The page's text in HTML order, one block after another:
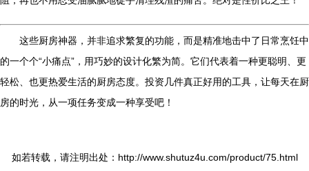
这些厨房神器，并非追求繁复的功能，而是精准地击中了日常烹饪中
的一个个“小痛点”，用巧妙的设计化繁为简。它们代表着一种更聪明、更
轻松、也更热爱生活的厨房态度。投资几件真正好用的工具，让每天在厨
房的时光，从一项任务变成一种享受吧！
如若转载，请注明出处：http://www.shutuz4u.com/product/75.html